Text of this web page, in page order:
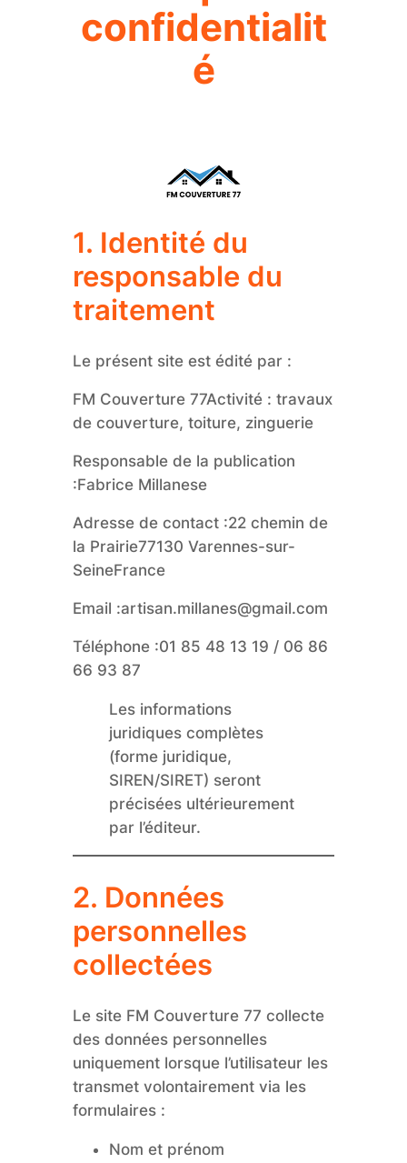
confidentialit
é
1. Identité du
responsable du
traitement
Le présent site est édité par :
FM Couverture 77Activité : travaux
de couverture, toiture, zinguerie
Responsable de la publication
:Fabrice Millanese
Adresse de contact :22 chemin de
la Prairie77130 Varennes-sur-
SeineFrance
Email :artisan.millanes@gmail.com
Téléphone :01 85 48 13 19 / 06 86
66 93 87
Les informations
juridiques complètes
(forme juridique,
SIREN/SIRET) seront
précisées ultérieurement
par l’éditeur.
2. Données
personnelles
collectées
Le site FM Couverture 77 collecte
des données personnelles
uniquement lorsque l’utilisateur les
transmet volontairement via les
formulaires :
Nom et prénom